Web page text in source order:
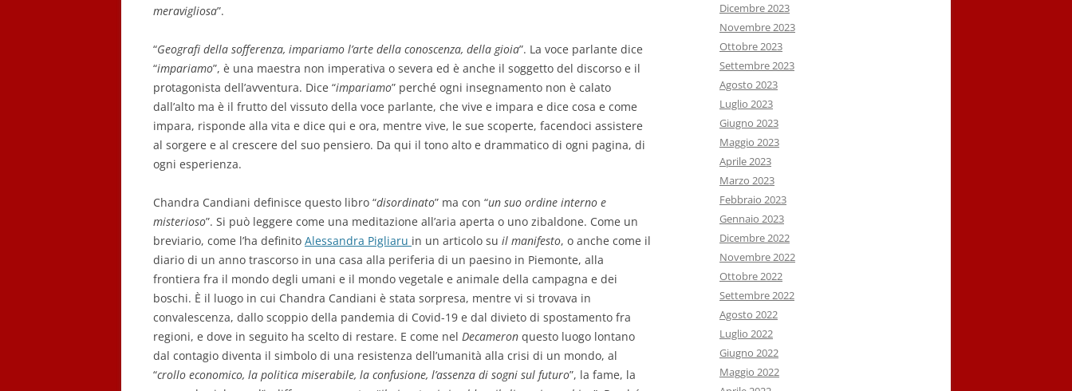
meravigliosa”.
“Geografi della sofferenza, impariamo l’arte della conoscenza, della gioia”. La voce parlante dice
“impariamo”, è una maestra non imperativa o severa ed è anche il soggetto del discorso e il
protagonista dell’avventura. Dice “impariamo” perché ogni insegnamento non è calato
dall’alto ma è il frutto del vissuto della voce parlante, che vive e impara e dice cosa e come
impara, risponde alla vita e dice qui e ora, mentre vive, le sue scoperte, facendoci assistere
al sorgere e al crescere del suo pensiero. Da qui il tono alto e drammatico di ogni pagina, di
ogni esperienza.
Chandra Candiani definisce questo libro “disordinato” ma con “un suo ordine interno e
misterioso”. Si può leggere come una meditazione all’aria aperta o uno zibaldone. Come un
breviario, come l’ha definito Alessandra Pigliaru in un articolo su il manifesto, o anche come il
diario di un anno trascorso in una casa alla periferia di un paesino in Piemonte, alla
frontiera fra il mondo degli umani e il mondo vegetale e animale della campagna e dei
boschi. È il luogo in cui Chandra Candiani è stata sorpresa, mentre vi si trovava in
convalescenza, dallo scoppio della pandemia di Covid-19 e dal divieto di spostamento fra
regioni, e dove in seguito ha scelto di restare. E come nel Decameron questo luogo lontano
dal contagio diventa il simbolo di una resistenza dell’umanità alla crisi di un mondo, al
“crollo economico, la politica miserabile, la confusione, l’assenza di sogni sul futuro”, la fame, la
Dicembre 2023
Novembre 2023
Ottobre 2023
Settembre 2023
Agosto 2023
Luglio 2023
Giugno 2023
Maggio 2023
Aprile 2023
Marzo 2023
Febbraio 2023
Gennaio 2023
Dicembre 2022
Novembre 2022
Ottobre 2022
Settembre 2022
Agosto 2022
Luglio 2022
Giugno 2022
Maggio 2022